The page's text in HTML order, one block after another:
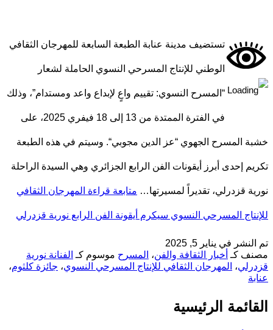
تستضيف مدينة عنابة الطبعة السابعة للمهرجان الثقافي
الوطني للإنتاج المسرحي النسوي الحاملة لشعار
“المسرح النسوي: تقييم واعٍ لإبداع واعد ومستدام”، وذلك
في الفترة الممتدة من 13 إلى 18 فيفري 2025، على
خشبة المسرح الجهوي “عز الدين مجوبي“. وسيتم في هذه الطبعة
تكريم إحدى أبرز أيقونات الفن الرابع الجزائري وهي السيدة الراحلة
نورية قزدرلي، تقديراً لمسيرتها… متابعة قراءة المهرجان الثقافي
للإنتاج المسرحي النسوي سيكرم أيقونة الفن الرابع نورية قزدرلي
تم النشر في يناير 5, 2025
مصنف كـ أخبار الثقافة والفن، المسرح موسوم كـ الفنانة نورية
قزدرلي، المهرجان الثقافي للإنتاج المسرحي النسوي، جائزة كلثوم،
عنابة
القائمة الرئيسية